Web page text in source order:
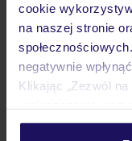
cookie
na naszej stronie
negatywnie
Klikając „Zezwól
personalizować
Wyndham
Resort
DOMINIKANA PUNTA
8 642